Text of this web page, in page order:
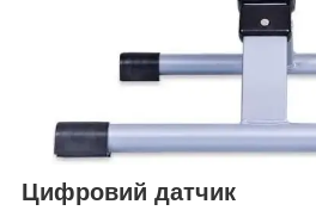
Цифровий датчик